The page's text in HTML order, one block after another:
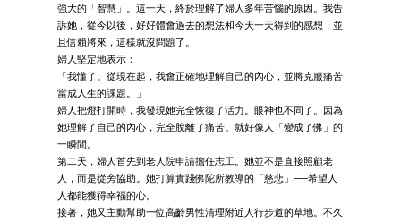
強大的「智慧」。這一天，終於理解了婦人多年苦惱的原因。我告
訴她，從今以後，好好體會過去的想法和今天一天得到的感想，並
且信賴將來，這樣就沒問題了。
婦人堅定地表示：
「我懂了。從現在起，我會正確地理解自己的內心，並將克服痛苦
當成人生的課題。」
婦人把燈打開時，我發現她完全恢復了活力。眼神也不同了。因為
她理解了自己的內心，完全脫離了痛苦。就好像人「變成了佛」的
一瞬間。
第二天，婦人首先到老人院申請擔任志工。她並不是直接照顧老
人，而是從旁協助。她打算實踐佛陀所教導的「慈悲」──希望人
人都能獲得幸福的心。
接著，她又主動幫助一位高齡男性清理附近人行步道的草地。不久